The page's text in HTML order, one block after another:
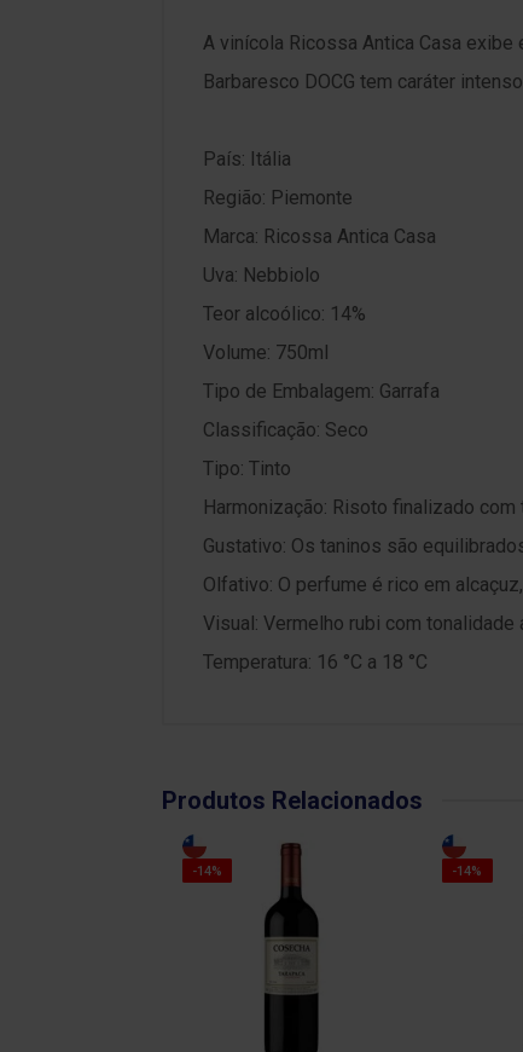
A vinícola Ricossa Antica Casa
Barbaresco DOCG tem caráter
País: Itália
Região: Piemonte
Marca: Ricossa Antica Casa
Uva: Nebbiolo
Teor alcoólico: 14%
Volume: 750ml
Tipo de Embalagem: Garrafa
Classificação: Seco
Tipo: Tinto
Harmonização: Risoto finalizado
Gustativo: Os taninos são
Olfativo: O perfume é rico em
Visual: Vermelho rubi com tonalidade
Temperatura: 16 °C a 18 °C
Produtos Relacionados
-14% -14%